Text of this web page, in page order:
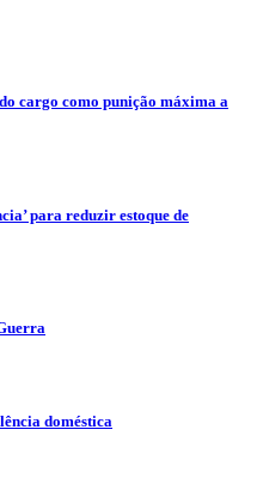
cargo como punição máxima a
para reduzir estoque de
doméstica